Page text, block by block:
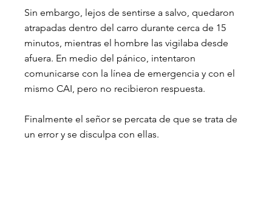
Sin embargo, lejos de sentirse a salvo, quedaron
atrapadas dentro del carro durante cerca de 15
minutos, mientras el hombre las vigilaba desde
afuera. En medio del pánico, intentaron
comunicarse con la línea de emergencia y con el
mismo CAI, pero no recibieron respuesta.
Finalmente el señor se percata de que se trata de
un error y se disculpa con ellas.